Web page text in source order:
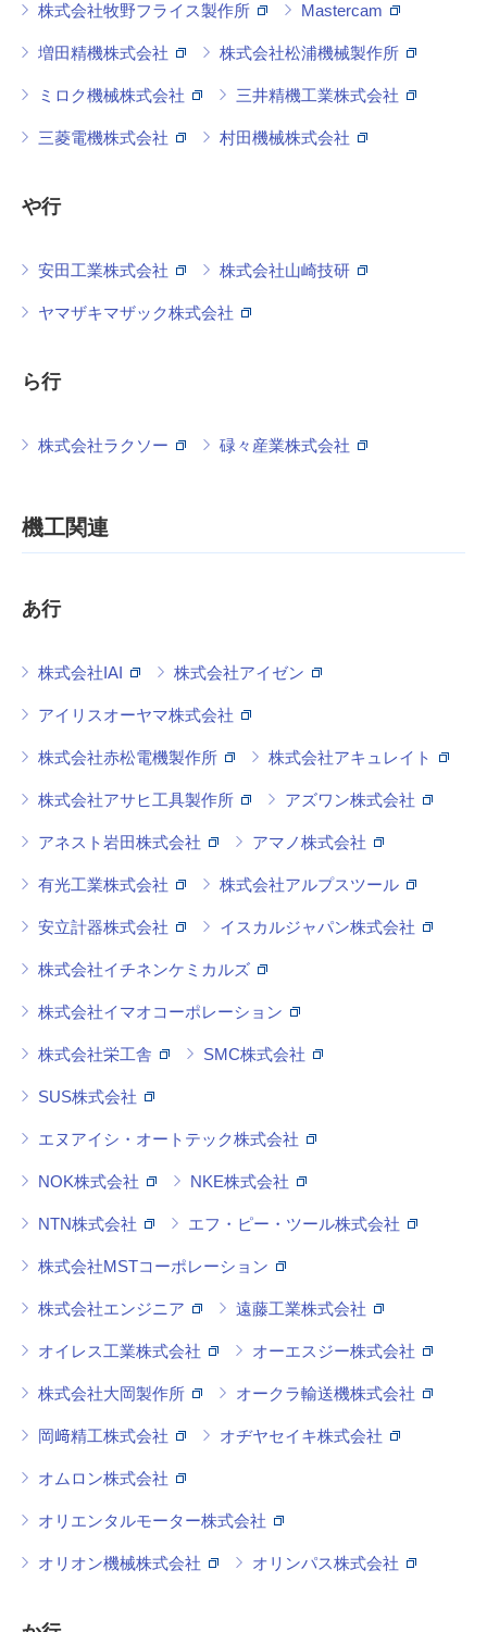
株式会社牧野フライス製作所 Mastercam
増田精機株式会社 株式会社松浦機械製作所
ミロク機械株式会社 三井精機工業株式会社
三菱電機株式会社 村田機械株式会社
や行
安田工業株式会社 株式会社山崎技研
ヤマザキマザック株式会社
ら行
株式会社ラクソー 碌々産業株式会社
機工関連
あ行
株式会社IAI 株式会社アイゼン
アイリスオーヤマ株式会社
株式会社赤松電機製作所 株式会社アキュレイト
株式会社アサヒ工具製作所 アズワン株式会社
アネスト岩田株式会社 アマノ株式会社
有光工業株式会社 株式会社アルプスツール
安立計器株式会社 イスカルジャパン株式会社
株式会社イチネンケミカルズ
株式会社イマオコーポレーション
株式会社栄工舎 SMC株式会社
SUS株式会社
エヌアイシ・オートテック株式会社
NOK株式会社 NKE株式会社
NTN株式会社 エフ・ピー・ツール株式会社
株式会社MSTコーポレーション
株式会社エンジニア 遠藤工業株式会社
オイレス工業株式会社 オーエスジー株式会社
株式会社大岡製作所 オークラ輸送機株式会社
岡﨑精工株式会社 オヂヤセイキ株式会社
オムロン株式会社
オリエンタルモーター株式会社
オリオン機械株式会社 オリンパス株式会社